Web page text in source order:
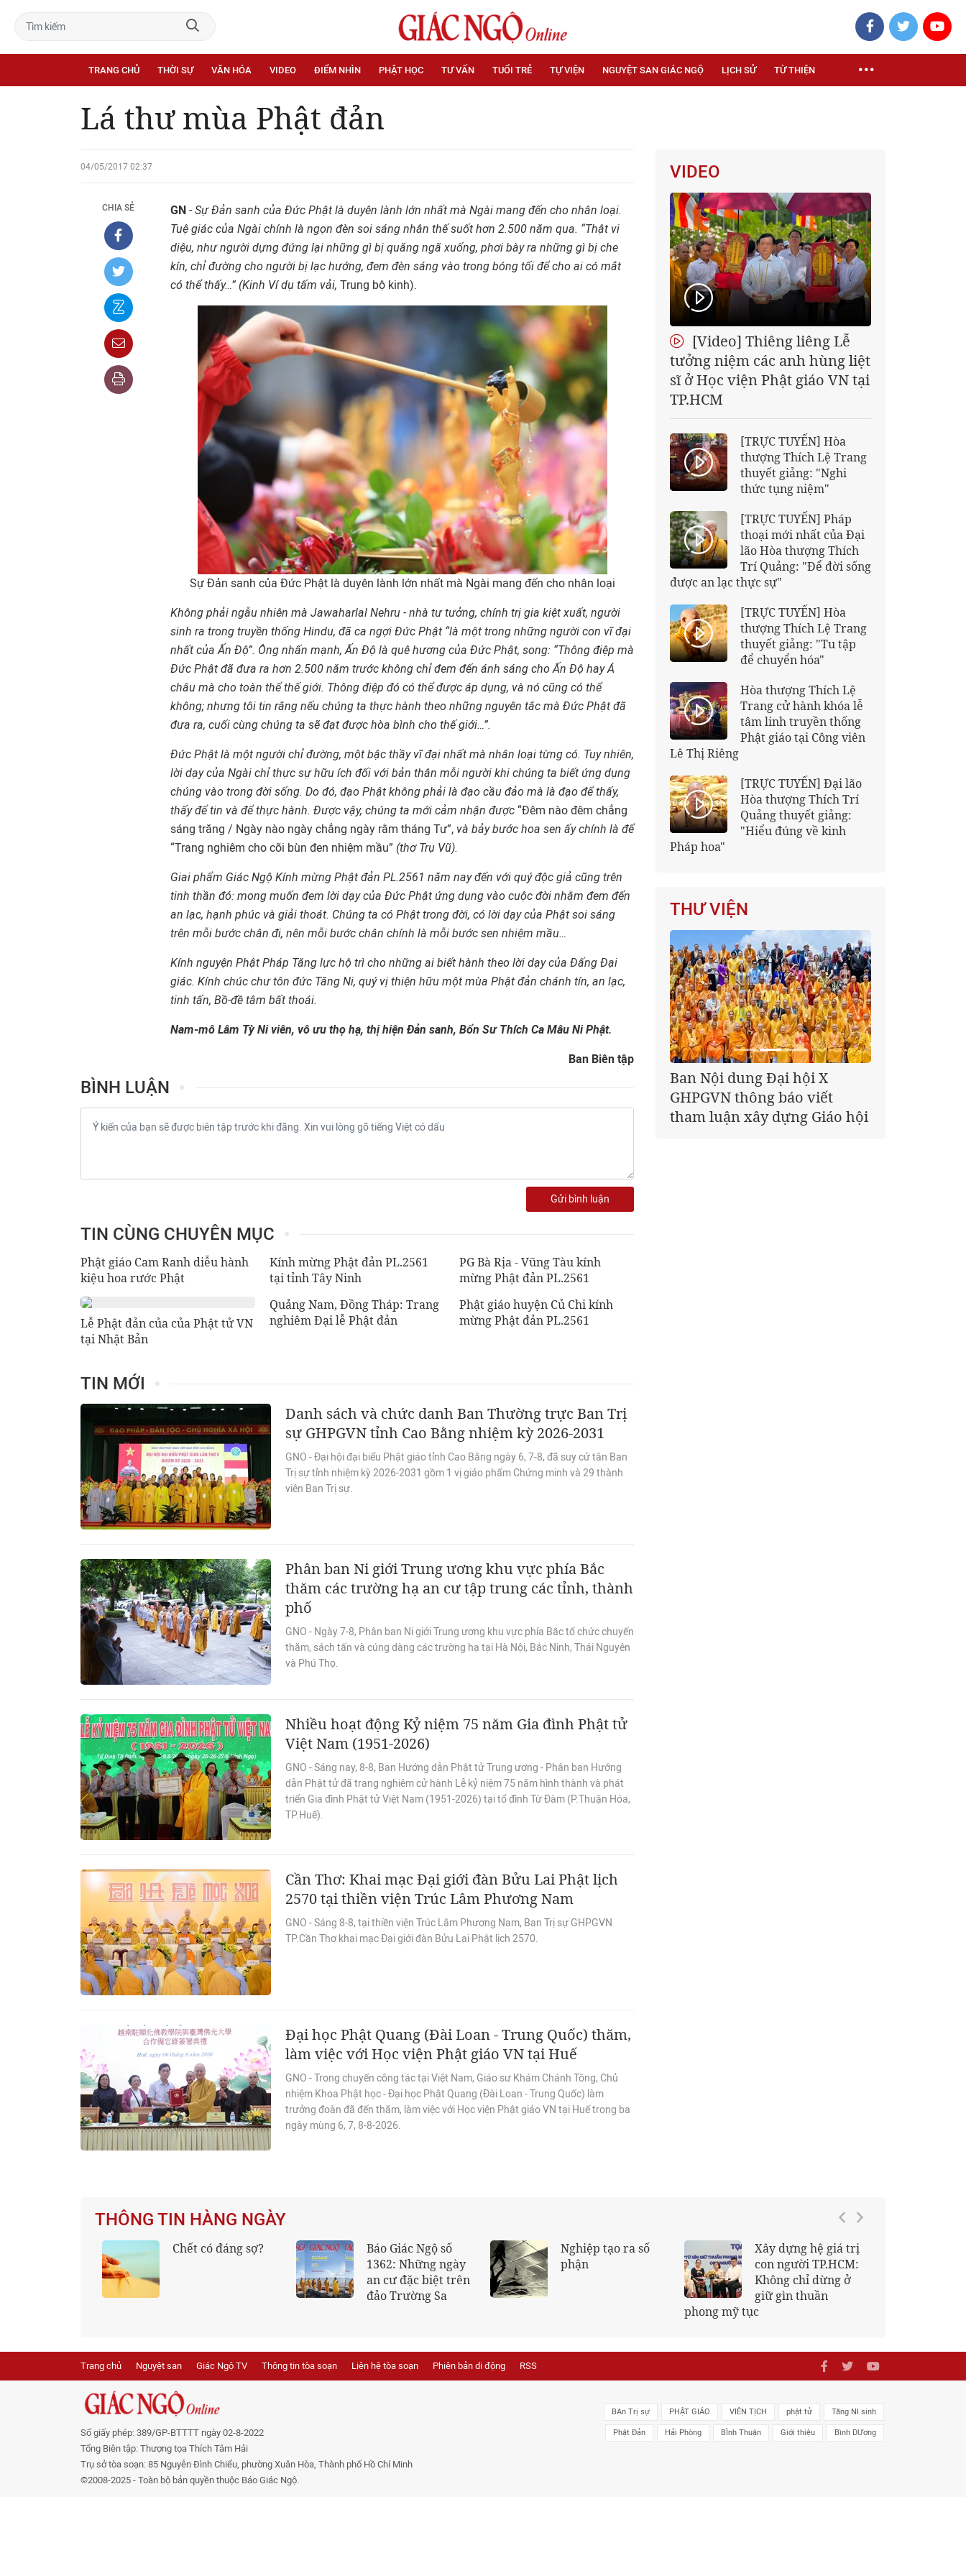
TRANG CHỦ THỜI SỰ VĂN HÓA VIDEO ĐIỂM NHÌN PHẬT HỌC TƯ VẤN TUỔI TRẺ TỰ VIỆN NGUYỆT SAN GIÁC NGỘ LỊCH SỬ TỪ THIỆN
Lá thư mùa Phật đản
04/05/2017 02:37
CHIA SẺ GN - SựĐản sanh của Đức Phật là duyên lành lớn nhất mà Ngài mang đến cho nhân loại.
Tuệ giác của Ngài chính là ngọn đèn soi sáng nhân thế suốt hơn 2.500 năm qua. “Thật vi
diệu, như người dựng đứng lại những gì bị quăng ngã xuống, phơi bày ra những gì bị che
kín, chỉđường cho người bị lạc hướng, đem đèn sáng vào trong bóng tối để cho ai có mắt
có thể thấy…” (Kinh Ví dụ tấm vải, Trung bộ kinh).
Sự Đản sanh của Đức Phật là duyên lành lớn nhất mà Ngài mang đến cho nhân loại
Không phải ngẫu nhiên mà Jawaharlal Nehru - nhà tư tưởng, chính trị gia kiệt xuất, người
sinh ra trong truyền thống Hindu, đã ca ngợi Đức Phật “là một trong những người con vĩ đại
nhất của Ấn Độ”. Ông nhấn mạnh, Ấn Độ là quê hương của Đức Phật, song: “Thông điệp mà
Đức Phật đã đưa ra hơn 2.500 năm trước không chỉđem đến ánh sáng cho Ấn Độ hay Á
châu mà cho toàn thể thế giới. Thông điệp đó có thểđược áp dụng, và nó cũng có thể
không; nhưng tôi tin rằng nếu chúng ta thực hành theo những nguyên tắc mà Đức Phật đã
đưa ra, cuối cùng chúng ta sẽ đạt được hòa bình cho thế giới…”.
Đức Phật là một người chỉđường, một bậc thầy vĩđại nhất mà nhân loại từng có. Tuy nhiên,
lời dạy của Ngài chỉ thực sự hữu ích đối với bản thân mỗi người khi chúng ta biết ứng dụng
chúng vào trong đời sống. Do đó, đạo Phật không phải là đạo cầu đảo mà là đạo để thấy,
thấy đểtin và để thực hành. Được vậy, chúng ta mới cảm nhận được “Đêm nào đêm chẳng
sáng trăng / Ngày nào ngày chẳng ngày rằm tháng Tư”, và bảy bước hoa sen ấy chính là để
“Trang nghiêm cho cõi bùn đen nhiệm mầu” (thơ Trụ Vũ).
Giai phẩm Giác Ngộ Kính mừng Phật đản PL.2561 năm nay đến với quý độc giả cũng trên
tinh thần đó: mong muốn đem lời dạy của Đức Phật ứng dụng vào cuộc đời nhằm đem đến
an lạc, hạnh phúc và giải thoát. Chúng ta có Phật trong đời, có lời dạy của Phật soi sáng
trên mỗi bước chân đi, nên mỗi bước chân chính là mỗi bước sen nhiệm mầu…
Kính nguyện Phật Pháp Tăng lực hộ trì cho những ai biết hành theo lời dạy của Đấng Đại
giác. Kính chúc chư tôn đức Tăng Ni, quý vị thiện hữu một mùa Phật đản chánh tín, an lạc,
tinh tấn, Bồ-đề tâm bất thoái.
Nam-mô Lâm TỳNi viên, vô ưu thọ hạ, thị hiện Đản sanh, Bổn Sư Thích Ca Mâu Ni Phật.
Ban Biên tập
BÌNH LUẬN
Gửi bình luận
TIN CÙNG CHUYÊN MỤC
Phật giáo Cam Ranh diễu hành
kiệu hoa rước Phật
Kính mừng Phật đản PL.2561
tại tỉnh Tây Ninh
PG Bà Rịa - Vũng Tàu kính
mừng Phật đản PL.2561
Lễ Phật đản của của Phật tử VN
tại Nhật Bản
Quảng Nam, Đồng Tháp: Trang
nghiêm Đại lễ Phật đản
Phật giáo huyện Củ Chi kính
mừng Phật đản PL.2561
TIN MỚI
Danh sách và chức danh Ban Thường trực Ban Trị
sự GHPGVN tỉnh Cao Bằng nhiệm kỳ 2026-2031
GNO - Đại hội đại biểu Phật giáo tỉnh Cao Bằng ngày 6, 7-8, đã suy cử tân Ban
Trị sự tỉnh nhiệm kỳ 2026-2031 gồm 1 vị giáo phẩm Chứng minh và 29 thành
viên Ban Trị sự.
Phân ban Ni giới Trung ương khu vực phía Bắc
thăm các trường hạ an cư tập trung các tỉnh, thành
phố
GNO - Ngày 7-8, Phân ban Ni giới Trung ương khu vực phía Bắc tổ chức chuyến
thăm, sách tấn và cúng dàng các trường hạ tại Hà Nội, Bắc Ninh, Thái Nguyên
và Phú Thọ.
Nhiều hoạt động Kỷ niệm 75 năm Gia đình Phật tử
Việt Nam (1951-2026)
GNO - Sáng nay, 8-8, Ban Hướng dẫn Phật tử Trung ương - Phân ban Hướng
dẫn Phật tử đã trang nghiêm cử hành Lễ kỷ niệm 75 năm hình thành và phát
triển Gia đình Phật tử Việt Nam (1951-2026) tại tổ đình Từ Đàm (P.Thuận Hóa,
TP.Huế).
Cần Thơ: Khai mạc Đại giới đàn Bửu Lai Phật lịch
2570 tại thiền viện Trúc Lâm Phương Nam
GNO - Sáng 8-8, tại thiền viện Trúc Lâm Phương Nam, Ban Trị sự GHPGVN
TP.Cần Thơ khai mạc Đại giới đàn Bửu Lai Phật lịch 2570.
Đại học Phật Quang (Đài Loan - Trung Quốc) thăm,
làm việc với Học viện Phật giáo VN tại Huế
GNO - Trong chuyến công tác tại Việt Nam, Giáo sư Khám Chánh Tông, Chủ
nhiệm Khoa Phật học - Đại học Phật Quang (Đài Loan - Trung Quốc) làm
trưởng đoàn đã đến thăm, làm việc với Học viện Phật giáo VN tại Huế trong ba
ngày mùng 6, 7, 8-8-2026.
VIDEO
[Video] Thiêng liêng Lễ
tưởng niệm các anh hùng liệt
sĩ ở Học viện Phật giáo VN tại
TP.HCM
[TRỰC TUYẾN] Hòa
thượng Thích Lệ Trang
thuyết giảng: "Nghi
thức tụng niệm"
[TRỰC TUYẾN] Pháp
thoại mới nhất của Đại
lão Hòa thượng Thích
Trí Quảng: "Để đời sống
được an lạc thực sự"
[TRỰC TUYẾN] Hòa
thượng Thích Lệ Trang
thuyết giảng: "Tu tập
để chuyển hóa"
Hòa thượng Thích Lệ
Trang cử hành khóa lễ
tâm linh truyền thống
Phật giáo tại Công viên
Lê Thị Riêng
[TRỰC TUYẾN] Đại lão
Hòa thượng Thích Trí
Quảng thuyết giảng:
"Hiểu đúng về kinh
Pháp hoa"
THƯ VIỆN
Ban Nội dung Đại hội X
GHPGVN thông báo viết
tham luận xây dựng Giáo hội
Giáo hội kêu gọi Tăng Ni,
Phật tử cả nước thể hiện tấm
lòng tri ân trọn vẹn nghĩa
THÔNG TIN HÀNG NGÀY
Báo Giác Ngộ số
1364: Tăng-già, lá
cờ của Phật giáo
Báo Giác Ngộ số
1363: Đại lão Hòa
thượng Thích Thiện
Hào làm cách mạng
Đạo tràng chùa
Phổ Quang khai
kinh, lạy Ngũ bách
danh nhân vía Bồ-
Buôn chuyện, bị
Phật rầy
Xây dựng hệ giá trị
con người TP.HCM:
Không chỉ dừng ở
giữ gìn thuần
Previous
Next
Trang chủ Nguyệt san Giác Ngộ TV Thông tin tòa soạn Liên hệ tòa soạn Phiên bản di động RSS
Số giấy phép: 389/GP-BTTTT ngày 02-8-2022
Tổng Biên tập: Thượng tọa Thích Tâm Hải
Trụ sở tòa soạn: 85 Nguyễn Đình Chiểu, phường Xuân Hòa, Thành phố Hồ Chí Minh
BAn Trị sự PHẬT GIÁO VIÊN TỊCH phật tử Tăng NI sinh